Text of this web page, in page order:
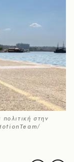
στην